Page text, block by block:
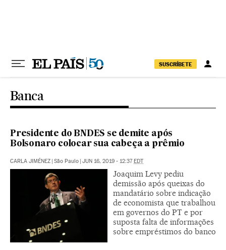
SUSCRÍBETE
Banca
Presidente do BNDES se demite após
Bolsonaro colocar sua cabeça a prêmio
CARLA JIMÉNEZ | São Paulo | JUN 16, 2019 - 12:37EDT
Joaquim Levy pediu
demissão após queixas do
mandatário sobre indicação
de economista que trabalhou
em governos do PT e por
suposta falta de informações
sobre empréstimos do banco